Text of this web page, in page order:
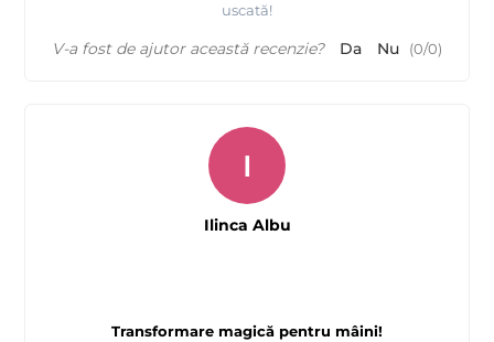
uscată!
V-a fost de ajutor această recenzie? Da Nu (0/0)
Transformare magică pentru mâini!
I
Ilinca Albu